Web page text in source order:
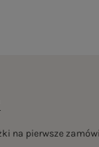
na pierwsze